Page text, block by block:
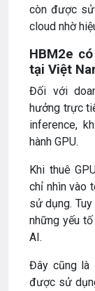
còn được sử
cloud nhờ
HBM2e
tại Việt
Đối với
hưởng trực
inference,
hành GPU.
Khi thuê
chỉ nhìn vào
sử dụng.
những yếu
AI.
Đây cũng là
được sử